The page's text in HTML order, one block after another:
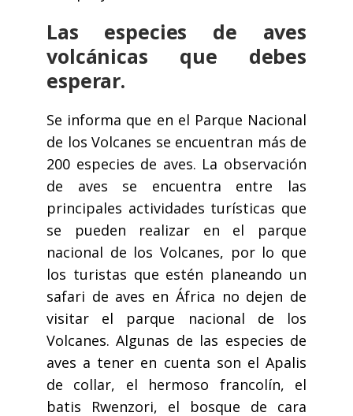
Las especies de aves
volcánicas que debes
esperar.
Se informa que en el Parque Nacional
de los Volcanes se encuentran más de
200 especies de aves. La observación
de aves se encuentra entre las
principales actividades turísticas que
se pueden realizar en el parque
nacional de los Volcanes, por lo que
los turistas que estén planeando un
safari de aves en África no dejen de
visitar el parque nacional de los
Volcanes. Algunas de las especies de
aves a tener en cuenta son el Apalis
de collar, el hermoso francolín, el
batis Rwenzori, el bosque de cara